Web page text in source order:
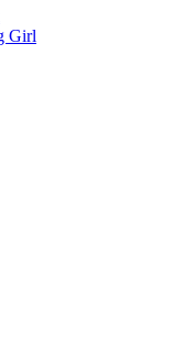
Girl